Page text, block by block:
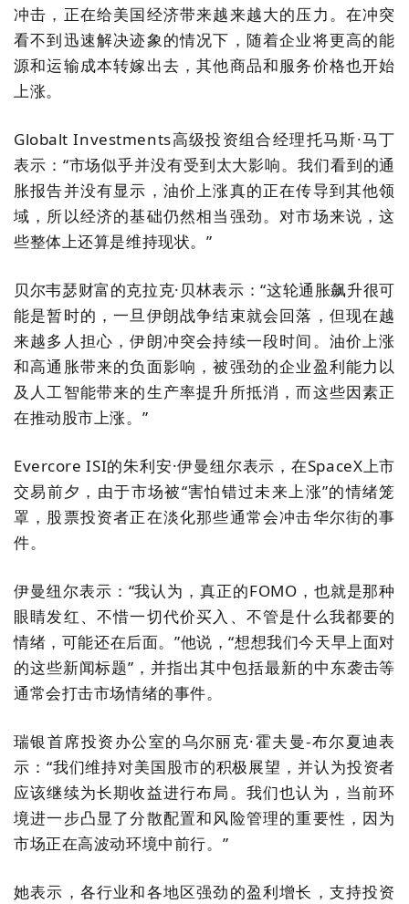
冲击，正在给美国经济带来越来越大的压力。在冲突
看不到迅速解决迹象的情况下，随着企业将更高的能
源和运输成本转嫁出去，其他商品和服务价格也开始
上涨。
Globalt Investments高级投资组合经理托马斯·马丁
表示：“市场似乎并没有受到太大影响。我们看到的通
胀报告并没有显示，油价上涨真的正在传导到其他领
域，所以经济的基础仍然相当强劲。对市场来说，这
些整体上还算是维持现状。”
贝尔韦瑟财富的克拉克·贝林表示：“这轮通胀飙升很可
能是暂时的，一旦伊朗战争结束就会回落，但现在越
来越多人担心，伊朗冲突会持续一段时间。油价上涨
和高通胀带来的负面影响，被强劲的企业盈利能力以
及人工智能带来的生产率提升所抵消，而这些因素正
在推动股市上涨。”
Evercore ISI的朱利安·伊曼纽尔表示，在SpaceX上市
交易前夕，由于市场被“害怕错过未来上涨”的情绪笼
罩，股票投资者正在淡化那些通常会冲击华尔街的事
件。
伊曼纽尔表示：“我认为，真正的FOMO，也就是那种
眼睛发红、不惜一切代价买入、不管是什么我都要的
情绪，可能还在后面。”他说，“想想我们今天早上面对
的这些新闻标题”，并指出其中包括最新的中东袭击等
通常会打击市场情绪的事件。
瑞银首席投资办公室的乌尔丽克·霍夫曼-布尔夏迪表
示：“我们维持对美国股市的积极展望，并认为投资者
应该继续为长期收益进行布局。我们也认为，当前环
境进一步凸显了分散配置和风险管理的重要性，因为
市场正在高波动环境中前行。”
她表示，各行业和各地区强劲的盈利增长，支持投资